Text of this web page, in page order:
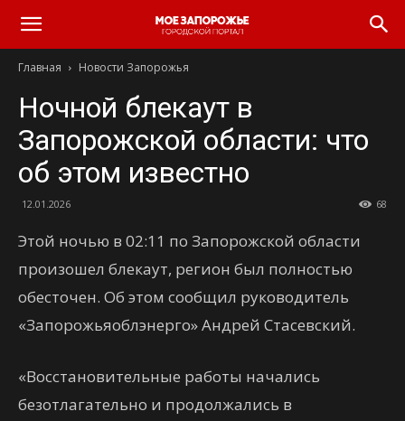
Главная Новости Запорожья
Ночной блекаут в
Запорожской области: что
об этом известно
12.01.2026 68
Этой ночью в 02:11 по Запорожской области
произошел блекаут, регион был полностью
обесточен. Об этом сообщил руководитель
«Запорожьяоблэнерго» Андрей Стасевский.
«Восстановительные работы начались
безотлагательно и продолжались в